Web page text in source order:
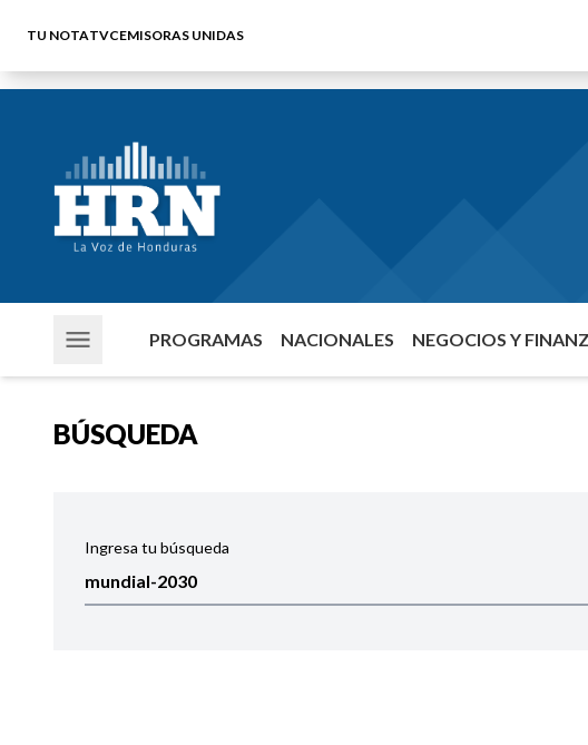
TU NOTATVCEMISORAS UNIDAS
PROGRAMAS NACIONALES NEGOCIOS Y
BÚSQUEDA
Ingresa tu búsqueda